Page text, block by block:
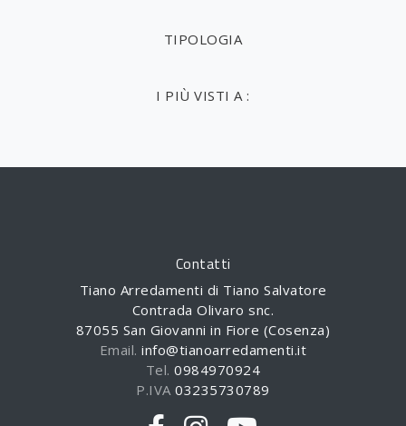
TIPOLOGIA
I PIÙ VISTI A :
Contatti
Tiano Arredamenti di Tiano Salvatore
Contrada Olivaro snc.
87055 San Giovanni in Fiore (Cosenza)
Email.info@tianoarredamenti.it
Tel.0984970924
P.IVA03235730789